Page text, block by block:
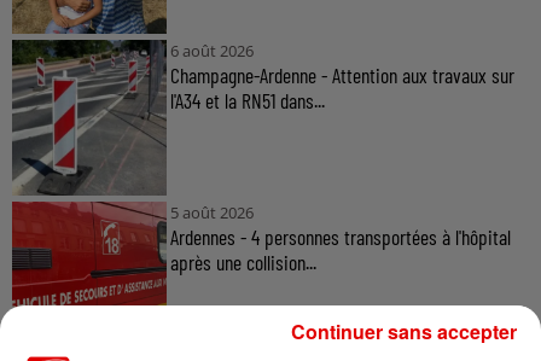
6 août 2026
Champagne-Ardenne - Attention aux travaux sur
l'A34 et la RN51 dans...
5 août 2026
Ardennes - 4 personnes transportées à l'hôpital
après une collision...
Continuer sans accepter